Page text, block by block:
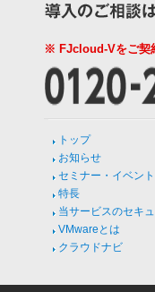
※ FJcloud-Vをご契
トップ
お知らせ
セミナー・イベン
特長
当サービスのセキ
VMwareとは
クラウドナビ